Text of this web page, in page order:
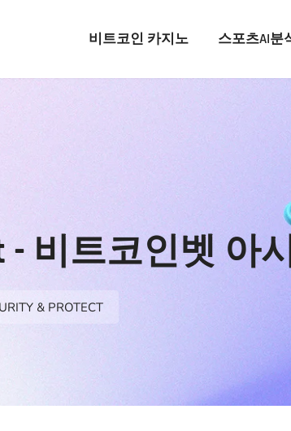
비트코인 카지노 스포츠AI분
- 비트코인벳 아
& PROTECT